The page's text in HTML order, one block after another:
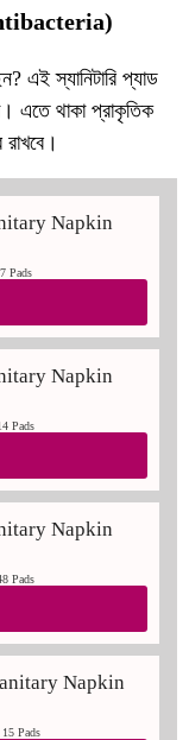
এই স্যানিটারি প্যাড
এতে থাকা প্রাকৃতিক
Pads
Pads
Pads
Pads